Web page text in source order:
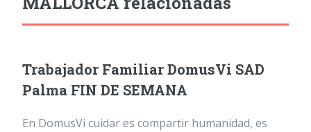
Trabajador Familiar DomusVi SAD
Palma FIN DE SEMANA
En DomusVi cuidar es compartir humanidad, es